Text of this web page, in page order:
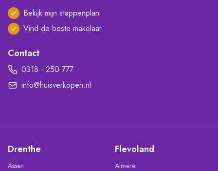
Bekijk mijn stappenplan
Vind de beste makelaar
Contact
0318 - 250 777
info@huisverkopen.nl
Drenthe
Assen
Flevoland
Almere